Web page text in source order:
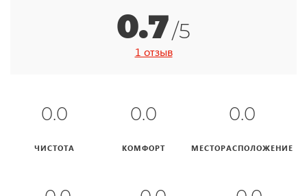
0.7/5
1 отзыв
0.0
ЧИСТОТА
0.0
КОМФОРТ
0.0
МЕСТОРАСПОЛОЖЕНИЕ